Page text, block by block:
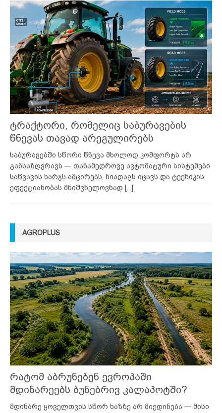
ტრაქტორი, რომელიც საბურავების
წნევას თავად არეგულირებს
საბურავებში სწორი წნევა მხოლოდ კომფორტს არ
განსაზღვრავს — თანამედროვე ავტომატური სისტემები
საწვავის ხარჯს ამცირებს, ნიადაგს იცავს და ტექნიკის
ეფექტიანობას მნიშვნელოვნად [...]
AGROPLUS
რატომ აბრუნებენ ევროპაში
მდინარეებს ბუნებრივ კალაპოტში?
მდინარე ყოველთვის სწორ ხაზზე არ მიედინება — მისი